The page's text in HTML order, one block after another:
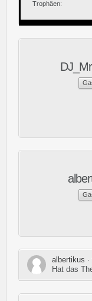
Trophäen
albertikus
Hat das